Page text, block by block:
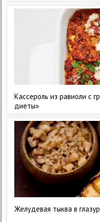
Кассероль из равиоли с
диеты»
Желудевая тыква в